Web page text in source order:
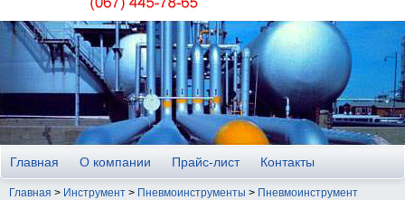
Главная О компании Прайс-лист Контакты
Главная > Инструмент > Пневмоинструменты > Пневмоинструмент